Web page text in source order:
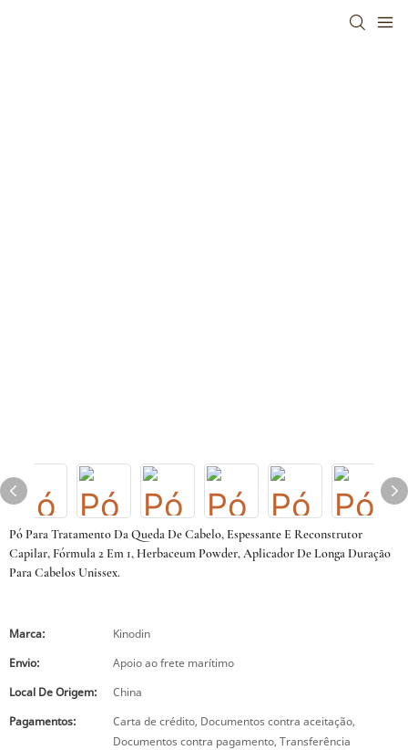
Pó Para Tratamento Da Queda De Cabelo, Espessante E Reconstrutor
Capilar, Fórmula 2 Em 1, Herbaceum Powder, Aplicador De Longa Duração
Para Cabelos Unissex.
Marca:
Kinodin
Envio:
Apoio ao frete marítimo
Local De Origem:
China
Pagamentos:
Carta de crédito, Documentos contra aceitação,
Documentos contra pagamento, Transferência